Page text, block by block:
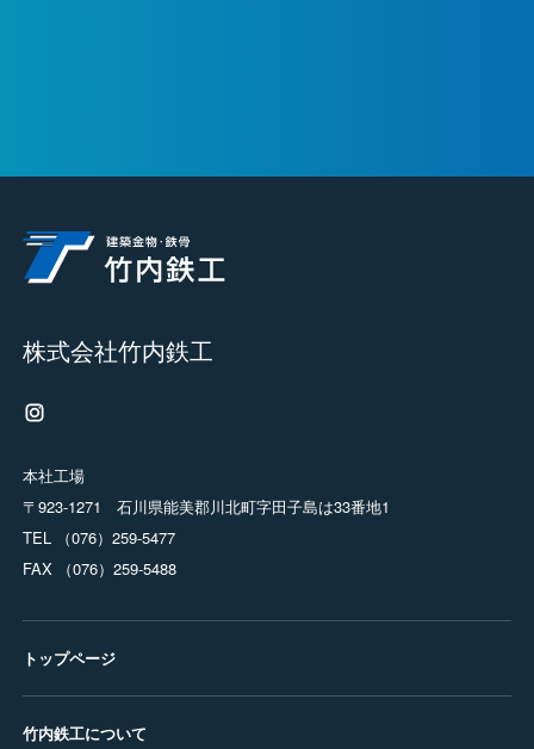
株式会社竹内鉄工
本社工場
〒923-1271 石川県能美郡川北町字田子島は33番地1
TEL （076）259-5477
FAX （076）259-5488
トップページ
竹内鉄工について